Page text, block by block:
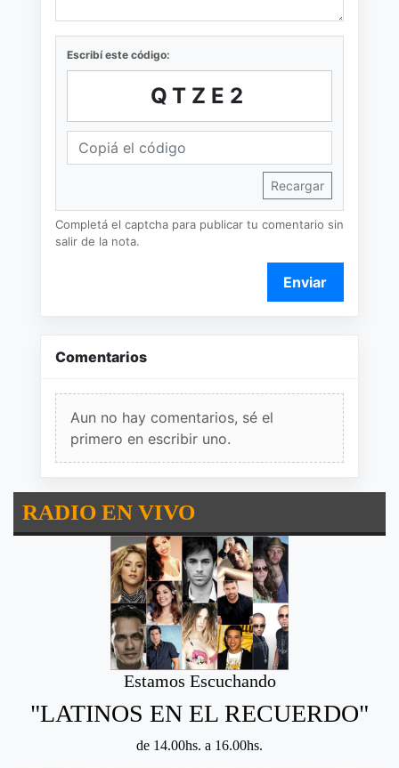
Escribí este código:
QTZE2
Recargar
Completá el captcha para publicar tu comentario sin
salir de la nota.
Enviar
Comentarios
Aun no hay comentarios, sé el
primero en escribir uno.
RADIO EN VIVO
Estamos Escuchando
"LATINOS EN EL RECUERDO"
de 14.00hs. a 16.00hs.